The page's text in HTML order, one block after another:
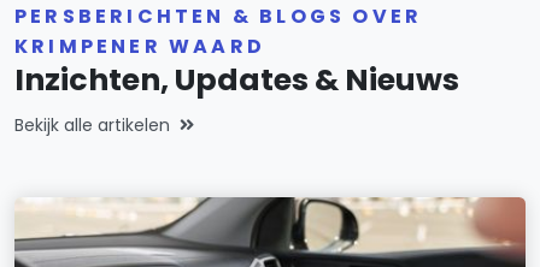
PERSBERICHTEN & BLOGS OVER
KRIMPENER WAARD
Inzichten, Updates & Nieuws
Bekijk alle artikelen